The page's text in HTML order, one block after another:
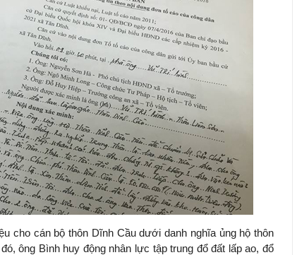
cho cán bộ thôn Dĩnh Cầu dưới danh nghĩa ủng hộ thôn
ông Bình huy động nhân lực tập trung đổ đất lấp ao, đổ